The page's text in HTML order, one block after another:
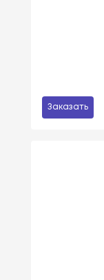
Заказать